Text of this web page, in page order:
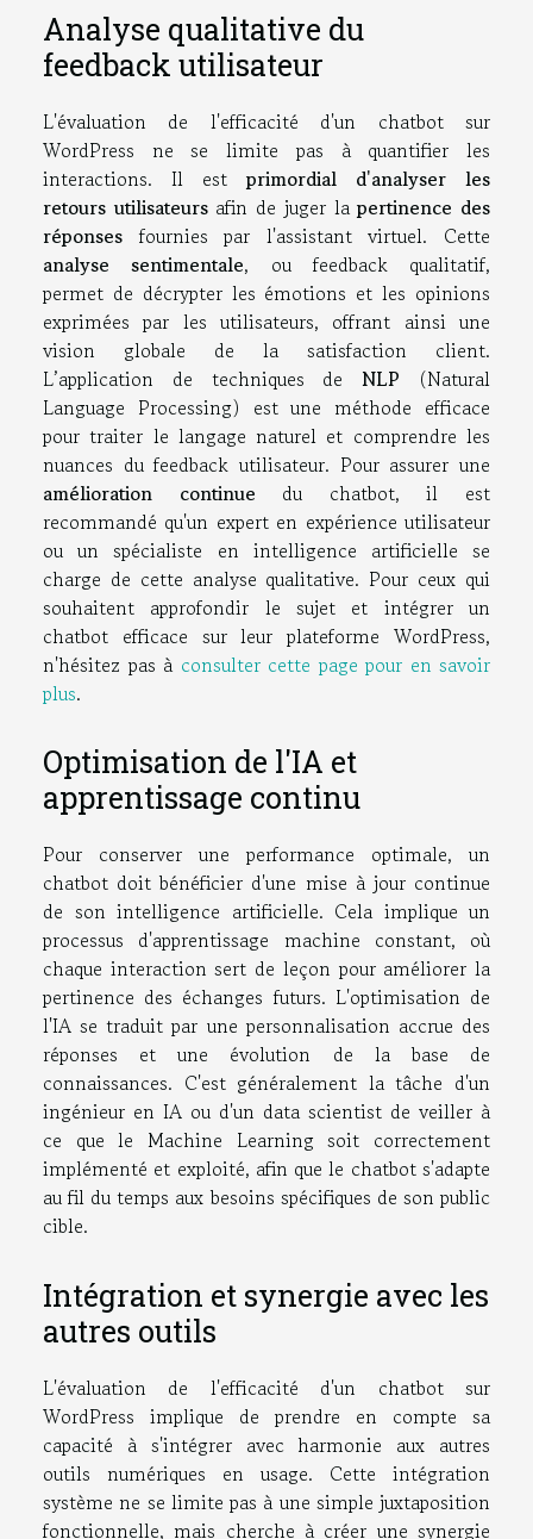
Analyse qualitative du
feedback utilisateur
L'évaluation de l'efficacité d'un chatbot sur
WordPress ne se limite pas à quantifier les
interactions. Il est primordial d'analyser les
retours utilisateursafin de juger lapertinence des
réponses fournies par l'assistant virtuel. Cette
analyse sentimentale, ou feedback qualitatif,
permet de décrypter les émotions et les opinions
exprimées par les utilisateurs, offrant ainsi une
vision globale de la satisfaction client.
L’application de techniques deNLP (Natural
Language Processing) est une méthode efficace
pour traiter le langage naturel et comprendre les
nuances du feedback utilisateur. Pour assurer une
amélioration continue du chatbot, il est
recommandé qu'un expert en expérience utilisateur
ou un spécialiste en intelligence artificielle se
charge de cette analyse qualitative. Pour ceux qui
souhaitent approfondir le sujet et intégrer un
chatbot efficace sur leur plateforme WordPress,
n'hésitez pas à consulter cette page pour en savoir
plus.
Optimisation de l'IA et
apprentissage continu
Pour conserver une performance optimale, un
chatbot doit bénéficier d'une mise à jour continue
de son intelligence artificielle. Cela implique un
processus d'apprentissage machine constant, où
chaque interaction sert de leçon pour améliorer la
pertinence des échanges futurs. L'optimisation de
l'IA se traduit par une personnalisation accrue des
réponses et une évolution de la base de
connaissances. C'est généralement la tâche d'un
ingénieur en IA ou d'un data scientist de veiller à
ce que le Machine Learning soit correctement
implémenté et exploité, afin que le chatbot s'adapte
au fil du temps aux besoins spécifiques de son public
cible.
Intégration et synergie avec les
autres outils
L'évaluation de l'efficacité d'un chatbot sur
WordPress implique de prendre en compte sa
capacité à s'intégrer avec harmonie aux autres
outils numériques en usage. Cette intégration
système ne se limite pas à une simple juxtaposition
fonctionnelle, mais cherche à créer une synergie